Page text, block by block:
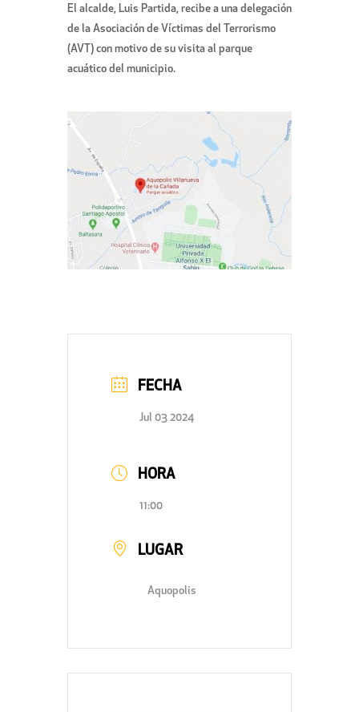
El alcalde, Luis Partida, recibe a una delegación
de la Asociación de Víctimas del Terrorismo
(AVT) con motivo de su visita al parque
acuático del municipio.
FECHA
Jul 03 2024
HORA
11:00
LUGAR
Aquopolis